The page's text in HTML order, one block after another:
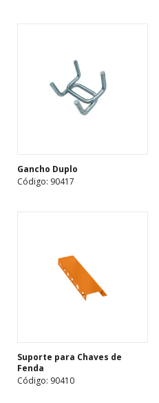
Gancho Duplo
Código: 90417
Suporte para Chaves de
Fenda
Código: 90410